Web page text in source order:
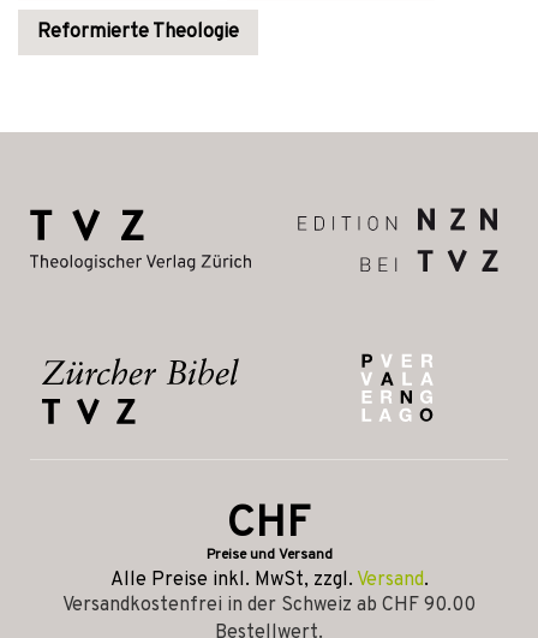
Reformierte Theologie
CHF
Preise und Versand
Alle Preise inkl. MwSt, zzgl. Versand.
Versandkostenfrei in der Schweiz ab CHF 90.00
Bestellwert.